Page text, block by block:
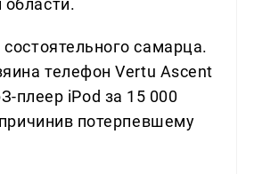
самарца.
телефон Vertu Ascent
плеер iPod за 15 000
потерпевшему